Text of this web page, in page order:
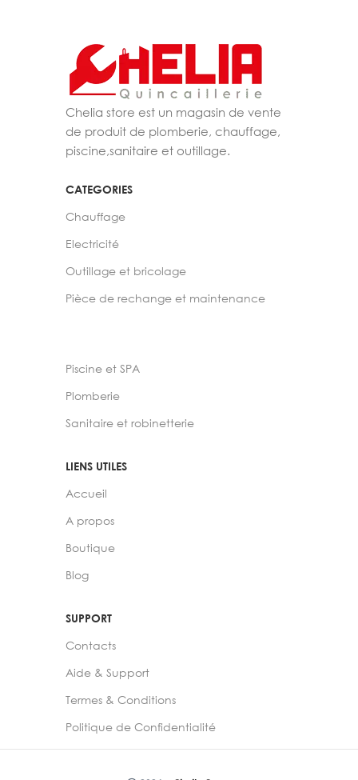
Chelia store est un magasin de vente
de produit de plomberie, chauffage,
piscine,sanitaire et outillage.
CATEGORIES
Chauffage
Electricité
Outillage et bricolage
Pièce de rechange et maintenance
Piscine et SPA
Plomberie
Sanitaire et robinetterie
LIENS UTILES
Accueil
A propos
Boutique
Blog
SUPPORT
Contacts
Aide & Support
Termes & Conditions
Politique de Confidentialité